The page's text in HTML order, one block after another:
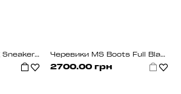
Кросiвки MS Spring Sneakers Grey Черевики MS Boots Full Black (хутро)
2700.00 грн